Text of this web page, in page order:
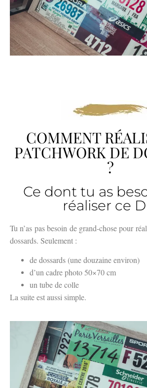
COMMENT
PATCHWORK DE
?
Ce dont tu as
réaliser ce
Tu n’as pas besoin de grand-chose pour
dossards. Seulement :
de dossards (une douzaine environ)
d’un cadre photo 50×70 cm
un tube de colle
La suite est aussi simple.